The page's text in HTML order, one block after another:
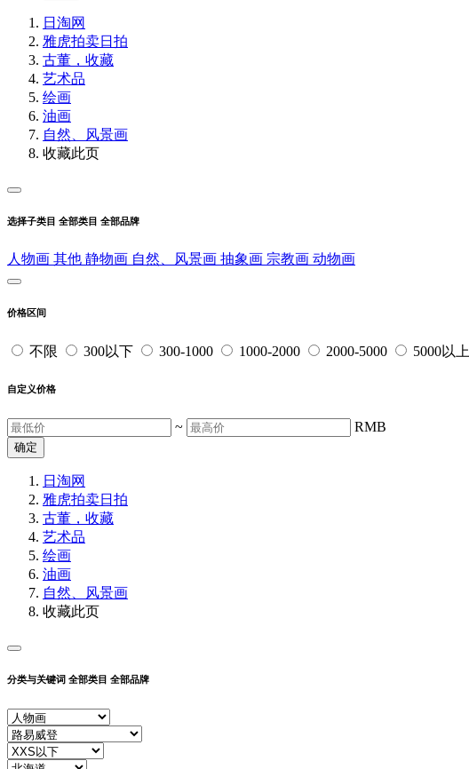
日淘网
雅虎拍卖日拍
古董，收藏
艺术品
绘画
油画
自然、风景画
收藏此页
选择子类目 全部类目 全部品牌
人物画 其他 静物画 自然、风景画 抽象画 宗教画 动物画
价格区间
不限 300以下 300-1000 1000-2000 2000-5000 5000以上
自定义价格
~ RMB
确定
日淘网
雅虎拍卖日拍
古董，收藏
艺术品
绘画
油画
自然、风景画
收藏此页
分类与关键词 全部类目 全部品牌